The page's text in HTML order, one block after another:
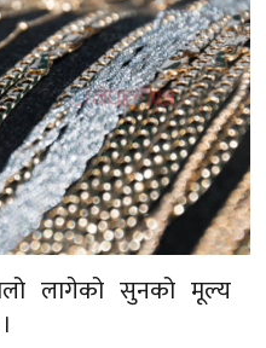
लागेको सुनको मूल्य